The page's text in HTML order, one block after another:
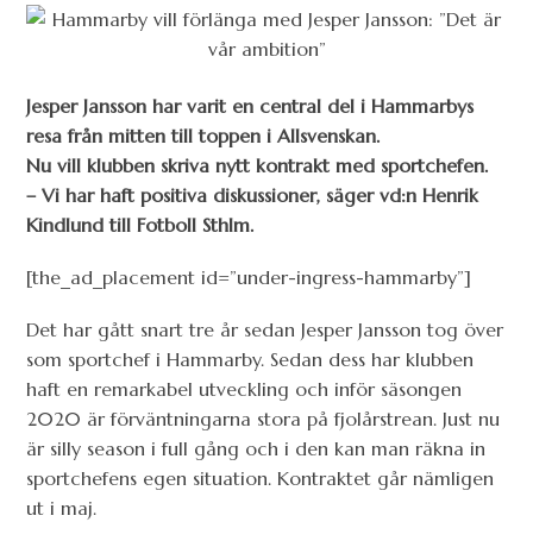
Jesper Jansson har varit en central del i Hammarbys
resa från mitten till toppen i Allsvenskan.
Nu vill klubben skriva nytt kontrakt med sportchefen.
– Vi har haft positiva diskussioner, säger vd:n Henrik
Kindlund till Fotboll Sthlm.
[the_ad_placement id=”under-ingress-hammarby”]
Det har gått snart tre år sedan Jesper Jansson tog över
som sportchef i Hammarby. Sedan dess har klubben
haft en remarkabel utveckling och inför säsongen
2020 är förväntningarna stora på fjolårstrean. Just nu
är silly season i full gång och i den kan man räkna in
sportchefens egen situation. Kontraktet går nämligen
ut i maj.